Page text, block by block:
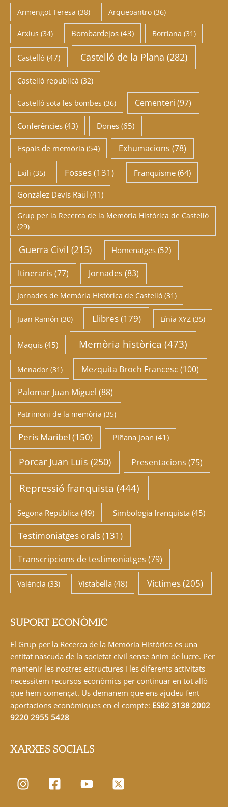
Armengot Teresa (38) Arqueoantro(36)
Arxius (34) Bombardejos(43) Borriana (31)
Castelló (47) Castelló de la Plana (282)
Castelló republicà (32)
Castelló sota les bombes (36) Cementeri (97)
Conferències (43) Dones(65)
Espais de memòria (54) Exhumacions (78)
Exili (35) Fosses(131) Franquisme(64)
González Devis Raül (41)
Grup per la Recerca de la Memòria Històrica de Castelló
(29)
Guerra Civil (215) Homenatges (52)
Itineraris (77) Jornades (83)
Jornades de Memòria Històrica de Castelló(31)
Juan Ramón (30) Llibres(179) Línia XYZ (35)
Maquis (45) Memòria històrica (473)
Menador(31) Mezquita Broch Francesc (100)
Palomar Juan Miguel (88)
Patrimoni de la memòria (35)
Peris Maribel (150) Piñana Joan (41)
Porcar Juan Luis (250) Presentacions (75)
Repressió franquista (444)
Segona República (49) Simbologia franquista (45)
Testimoniatges orals(131)
Transcripcions de testimoniatges (79)
València (33) Vistabella (48) Víctimes(205)
SUPORT ECONÒMIC
El Grup per la Recerca de la Memòria Històrica és una
entitat nascuda de la societat civil sense ànim de lucre. Per
mantenir les nostres estructures i les diferents activitats
necessitem recursos econòmics per continuar en tot allò
que hem començat. Us demanem que ens ajudeu fent
aportacions econòmiques en el compte: ES82 3138 2002
9220 2955 5428
XARXES SOCIALS